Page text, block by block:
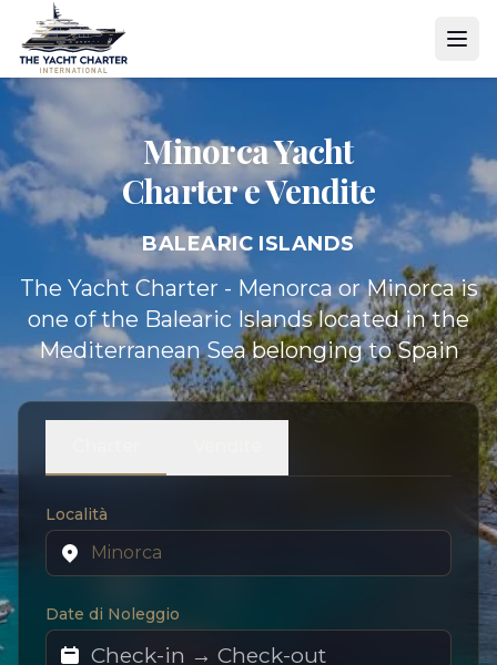
Minorca Yacht
Charter e Vendite
BALEARIC ISLANDS
The Yacht Charter - Menorca or Minorca is
one of the Balearic Islands located in the
Mediterranean Sea belonging to Spain
Località
Date di Noleggio